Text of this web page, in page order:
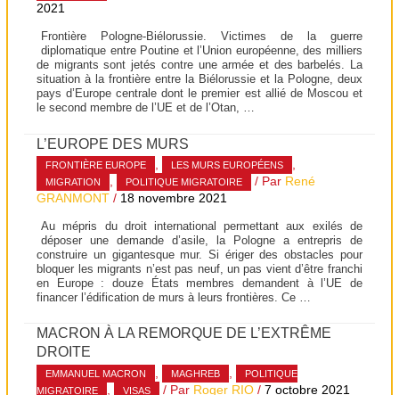
2021
Frontière Pologne-Biélorussie. Victimes de la guerre
diplomatique entre Poutine et l’Union européenne, des milliers
de migrants sont jetés contre une armée et des barbelés. La
situation à la frontière entre la Biélorussie et la Pologne, deux
pays d’Europe centrale dont le premier est allié de Moscou et
le second membre de l’UE et de l’Otan, …
L’EUROPE DES MURS
FRONTIÈRE EUROPE LES MURS EUROPÉENS
MIGRATION POLITIQUE MIGRATOIRE / Par René
GRANMONT / 18 novembre 2021
Au mépris du droit international permettant aux exilés de
déposer une demande d’asile, la Pologne a entrepris de
construire un gigantesque mur. Si ériger des obstacles pour
bloquer les migrants n’est pas neuf, un pas vient d’être franchi
en Europe : douze États membres demandent à l’UE de
financer l’édification de murs à leurs frontières. Ce …
MACRON À LA REMORQUE DE L’EXTRÊME
DROITE
EMMANUEL MACRON MAGHREB
POLITIQUE
MIGRATOIRE
VISAS / Par Roger RIO /7 octobre 2021